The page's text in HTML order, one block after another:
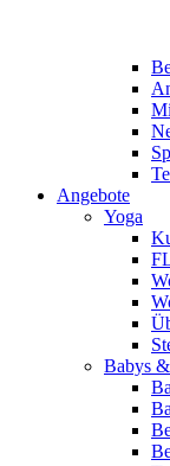
Angebote
Yoga
Babys